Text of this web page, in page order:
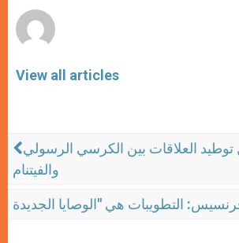
View all articles
العلاقات بين الكرسي الرسولي
والفيتنام